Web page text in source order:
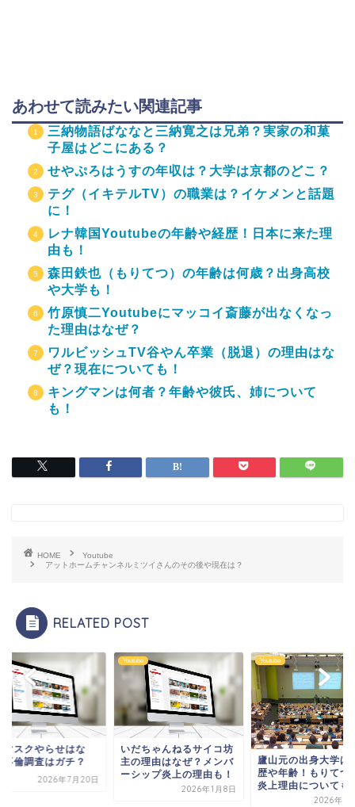
あわせて読みたい関連記事
三納物語ばななと三納寛之は兄弟？実家の和菓
子屋はどこにある？
せやぷろはうすの年収は？大学は京都のどこ？
テグ（イキテルTV）の職業は？イケメンと話題
に！
レナ韓国Youtubeの年齢や経歴！日本に来た理
由も！
森田鉄也（もりてつ）の年齢は何歳？出身高校
や大学も！
竹原慎二Youtubeにマッコイ斎藤が出なくなっ
た理由はなぜ？
ワルビッシュTV谷やん卒業（脱退）の理由はな
ぜ？現在についても！
キングマンは何者？年齢や彼氏、姉について
も！
HOME
Youtube
アットホームチャンネルミツイさんのその後や現在は？
RELATED POST
マスクやらせはな
不倫調査はガチ？
2026年7月20日
Youtube
いだちゃんねるサイコ坊
主の理由はなぜ？メンバ
ーシップ炎上の理由も！
2026年1月8日
Youtube
廬山元の出身大学は
歴や年齢！もりてつ
炎上理由についても
2026年6